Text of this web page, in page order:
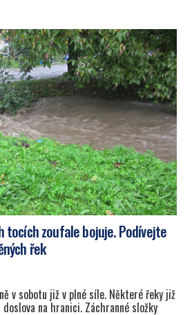
tocích zoufale bojuje. Podívejte
řek
v sobotu již v plné síle. Některé řeky již
na hranici. Záchranné složky